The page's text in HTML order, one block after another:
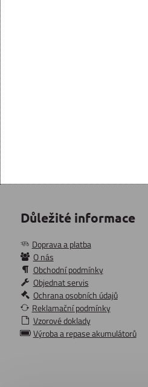
Důležité informace
Doprava a platba
O nás
Obchodní podmínky
Objednat servis
Ochrana osobních údajů
Reklamační podmínky
Vzorové doklady
Výroba a repase akumulátorů